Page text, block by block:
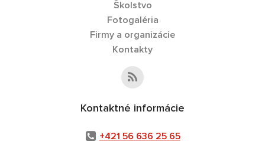
Školstvo
Fotogaléria
Firmy a organizácie
Kontakty
Kontaktné informácie
+421 56 636 25 65